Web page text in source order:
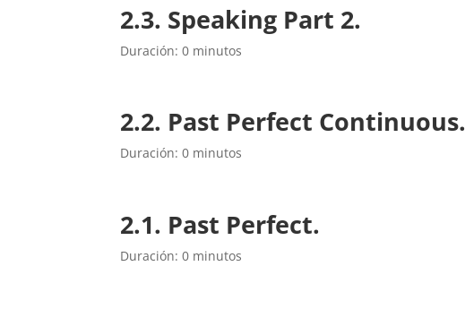
2.3. Speaking Part 2.
Duración: 0 minutos
2.2. Past Perfect Continuous.
Duración: 0 minutos
2.1. Past Perfect.
Duración: 0 minutos